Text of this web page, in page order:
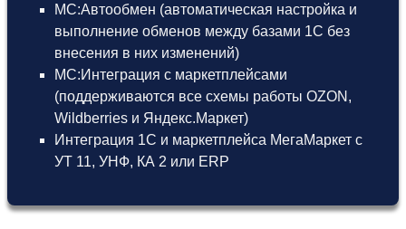
МС:Автообмен (автоматическая настройка и
выполнение обменов между базами 1С без
внесения в них изменений)
МС:Интеграция с маркетплейсами
(поддерживаются все схемы работы OZON,
Wildberries и Яндекс.Маркет)
Интеграция 1С и маркетплейса МегаМаркет с
УТ 11, УНФ, КА 2 или ERP